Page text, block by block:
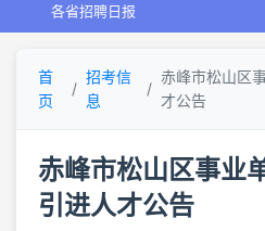
各省招聘日报
首
页
招考信
息
赤峰市松山区
才公告
赤峰市松山区事业
引进人才公告